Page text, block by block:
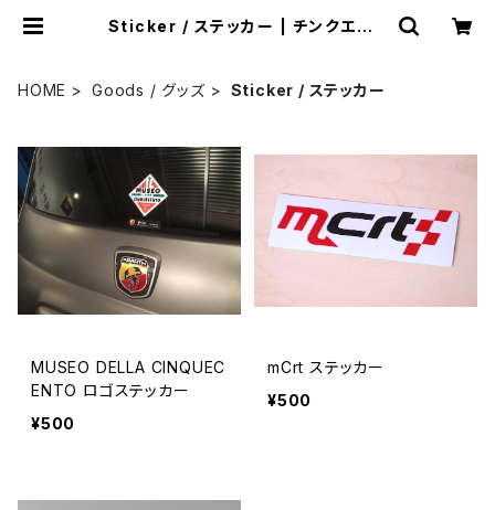
Sticker / ステッカー | チンクエチェ
HOME Goods / グッズ Sticker / ステッカー
MUSEO DELLA CINQUEC
ENTO ロゴステッカー
¥500
mCrt ステッカー
¥500